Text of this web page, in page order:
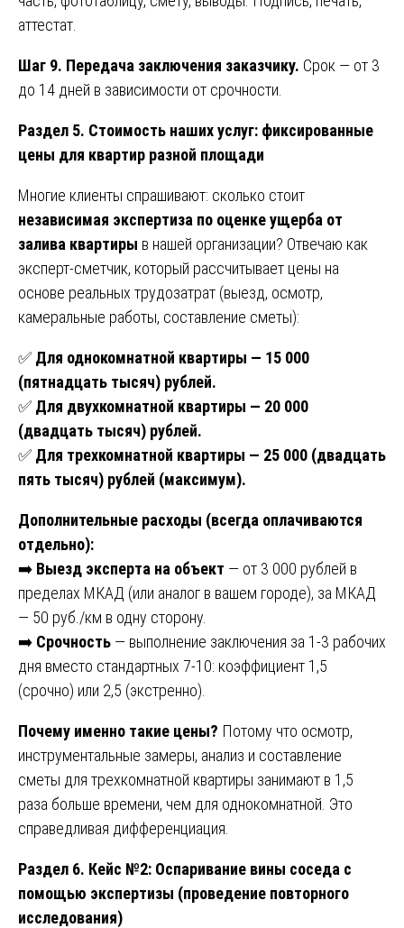
аттестат.
Шаг 9. Передача заключения заказчику. Срок — от 3
до 14 дней в зависимости от срочности.
Раздел 5. Стоимость наших услуг: фиксированные
цены для квартир разной площади
Многие клиенты спрашивают: сколько стоит
независимая экспертиза по оценке ущерба от
залива квартиры в нашей организации? Отвечаю как
эксперт-сметчик, который рассчитывает цены на
основе реальных трудозатрат (выезд, осмотр,
камеральные работы, составление сметы):
✅ Для однокомнатной квартиры — 15 000
(пятнадцать тысяч) рублей.
✅ Для двухкомнатной квартиры — 20 000
(двадцать тысяч) рублей.
✅ Для трехкомнатной квартиры — 25 000 (двадцать
пять тысяч) рублей (максимум).
Дополнительные расходы (всегда оплачиваются
отдельно):
➡️ Выезд эксперта на объект — от 3 000 рублей в
пределах МКАД (или аналог в вашем городе), за МКАД
— 50 руб./км в одну сторону.
➡️ Срочность — выполнение заключения за 1-3 рабочих
дня вместо стандартных 7-10: коэффициент 1,5
(срочно) или 2,5 (экстренно).
Почему именно такие цены? Потому что осмотр,
инструментальные замеры, анализ и составление
сметы для трехкомнатной квартиры занимают в 1,5
раза больше времени, чем для однокомнатной. Это
справедливая дифференциация.
Раздел 6. Кейс №2: Оспаривание вины соседа с
помощью экспертизы (проведение повторного
исследования)